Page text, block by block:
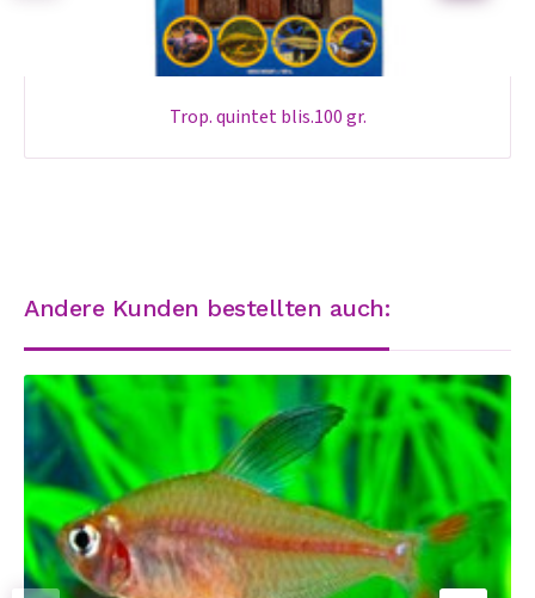
trop. quintet blis.100 gr.
Andere Kunden bestellten auch: